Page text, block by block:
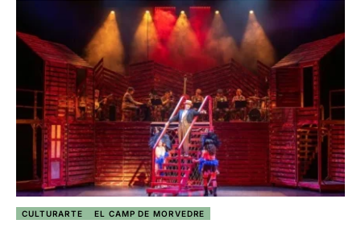
CULTURARTE EL CAMP DE MORVEDRE